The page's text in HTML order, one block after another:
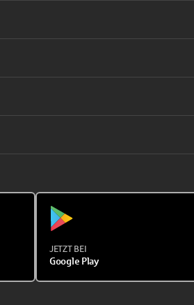
JETZT BEI
Google Play